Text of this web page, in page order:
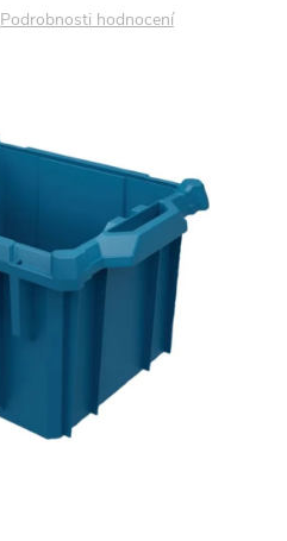
Podrobnosti hodnocení